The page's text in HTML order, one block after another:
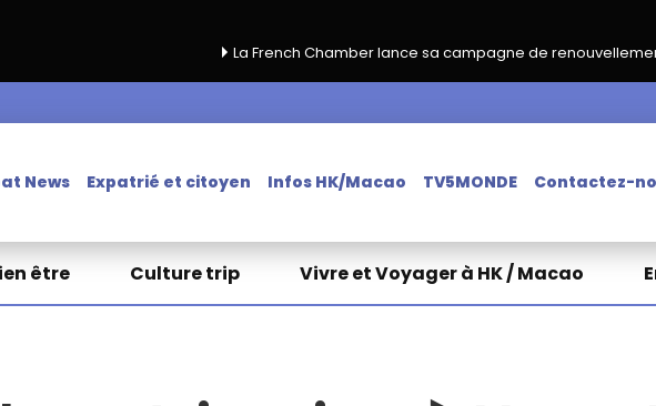
La French Chamber lance sa campagne de renouvellement 2026‑2027
News Expatrié et citoyen Infos HK/Macao TV5MONDE Contactez-
être Culture trip Vivre et Voyager à HK / Macao